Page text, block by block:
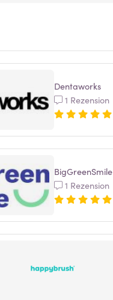
Dentaworks
1 Rezension
BigGreenSmile
1 Rezension